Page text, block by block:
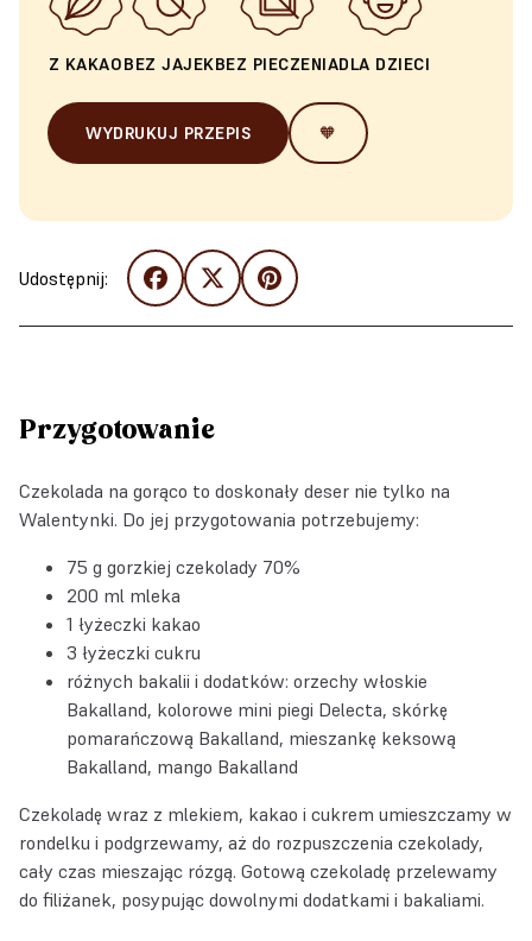
Z KAKAOBEZ JAJEKBEZ PIECZENIADLA DZIECI
WYDRUKUJ PRZEPIS 🧡
Udostępnij:
Przygotowanie
Czekolada na gorąco to doskonały deser nie tylko na
Walentynki. Do jej przygotowania potrzebujemy:
75 g gorzkiej czekolady 70%
200 ml mleka
1 łyżeczki kakao
3 łyżeczki cukru
różnych bakalii i dodatków: orzechy włoskie
Bakalland, kolorowe mini piegi Delecta, skórkę
pomarańczową Bakalland, mieszankę keksową
Bakalland, mango Bakalland
Czekoladę wraz z mlekiem, kakao i cukrem umieszczamy w
rondelku i podgrzewamy, aż do rozpuszczenia czekolady,
cały czas mieszając rózgą. Gotową czekoladę przelewamy
do filiżanek, posypując dowolnymi dodatkami i bakaliami.